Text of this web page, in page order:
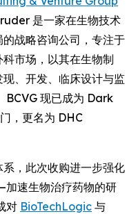
是一家在生物技术
战略咨询公司，专注于
市场，以其在生物制
、开发、临床设计与监
BCVG 现已成为 Dark
，更名为 DHC
，此次收购进一步强化
速生物治疗药物的研
对 BioTechLogic 与